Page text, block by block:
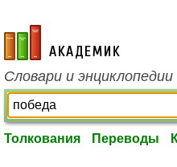
academic.ru
Словари и
Толкования Переводы